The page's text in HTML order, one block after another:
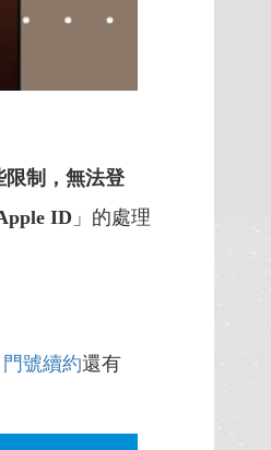
限制，無法登
ID 」的處理
門號續約還有